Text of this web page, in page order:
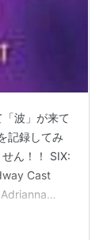
波」が来て
記録してみ
ん！！ SIX:
Cast
Ex-